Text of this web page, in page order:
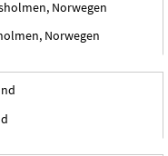
Norwegen